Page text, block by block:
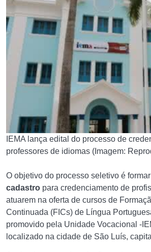
IEMA lança edital do processo de
professores de idiomas (Imagem:
O objetivo do processo seletivo é
cadastro para credenciamento de
atuarem na oferta de cursos de
Continuada (FICs) de Língua
promovido pela Unidade Vocacional -
localizado na cidade de São Luís,